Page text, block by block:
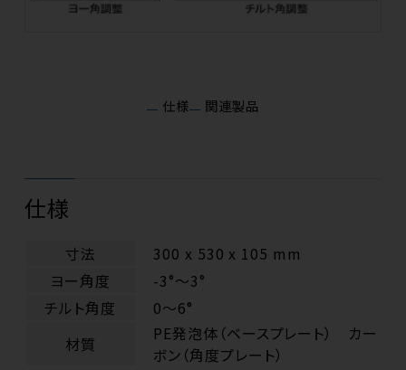
仕様 関連製品
仕様
寸法
300 x 530 x 105 mm
ヨー角度
-3°～3°
チルト角度
0～6°
材質
PE発泡体（ベースプレート） カー
ボン（角度プレート）